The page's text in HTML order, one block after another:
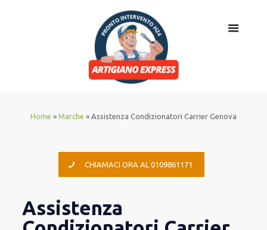
Home » Marche » Assistenza Condizionatori Carrier Genova
CHIAMACI ORA AL 0109861171
Assistenza